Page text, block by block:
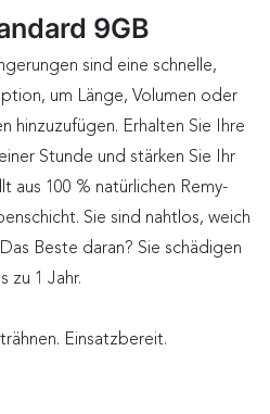
9GB
sind eine schnelle,
um Länge, Volumen oder
hinzuzufügen. Erhalten Sie Ihre
Stunde und stärken Sie Ihr
aus 100 % natürlichen Remy-
Sie sind nahtlos, weich
Beste daran? Sie schädigen
zu 1 Jahr.
Einsatzbereit.